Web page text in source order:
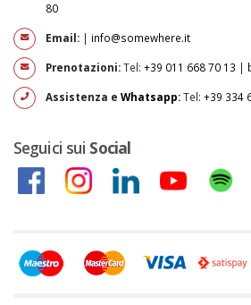
80
Email: | info@somewhere.it
Prenotazioni:Tel: +39 011 668 70 13 |
Assistenza e Whatsapp:Tel: +39 334
Seguici sui Social